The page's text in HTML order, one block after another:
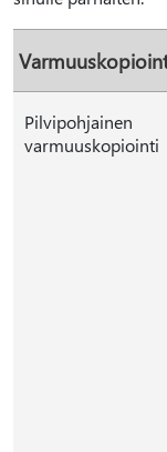
Pilvipohjainen
varmuuskopiointi